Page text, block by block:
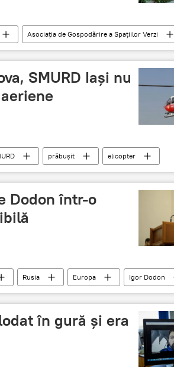
Asociația de Gospodărire a Spațiilor Verzi
sfat stocare
SMURD Iași nu
prăbușit
elicopter
Dodon într-o
Rusia Europa
Igor Dodon
Președinția Republicii Moldova
Plahotniuc
în gură și era